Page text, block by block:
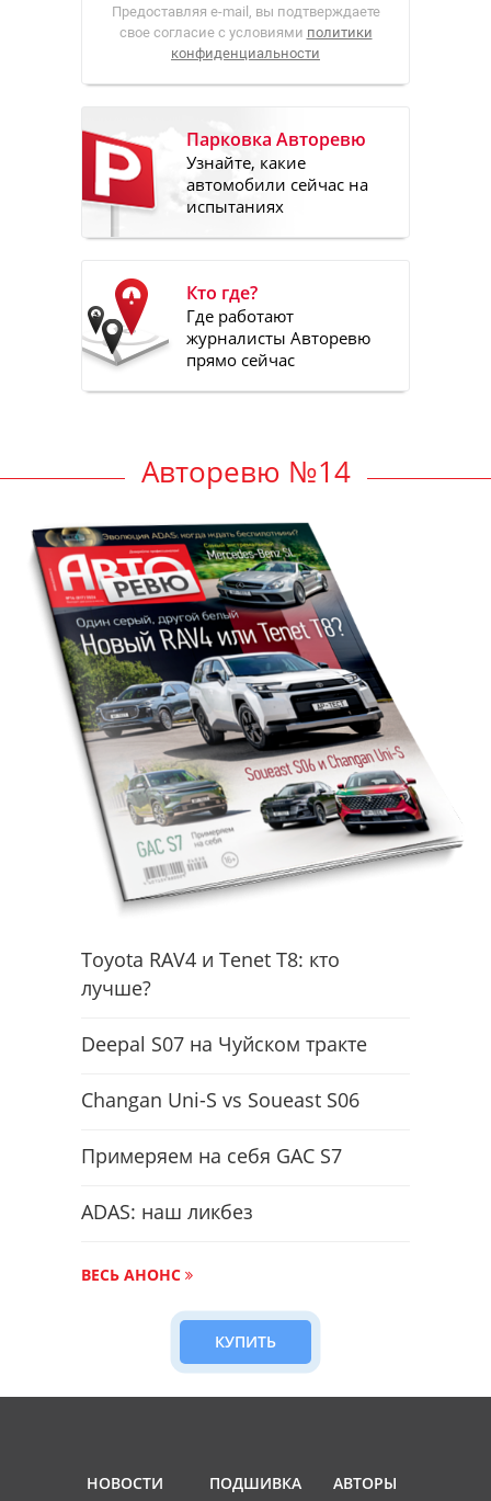
Предоставляя e-mail, вы подтверждаете
свое согласие с условиями политики
конфиденциальности
Парковка Авторевю
Узнайте, какие
автомобили сейчас на
испытаниях
Кто где?
Где работают
журналисты Авторевю
прямо сейчас
Авторевю №14
Toyota RAV4 и Tenet T8: кто
лучше?
Deepal S07 на Чуйском тракте
Changan Uni-S vs Soueast S06
Примеряем на себя GAC S7
ADAS: наш ликбез
ВЕСЬ АНОНС
КУПИТЬ
НОВОСТИ ПОДШИВКА АВТОРЫ